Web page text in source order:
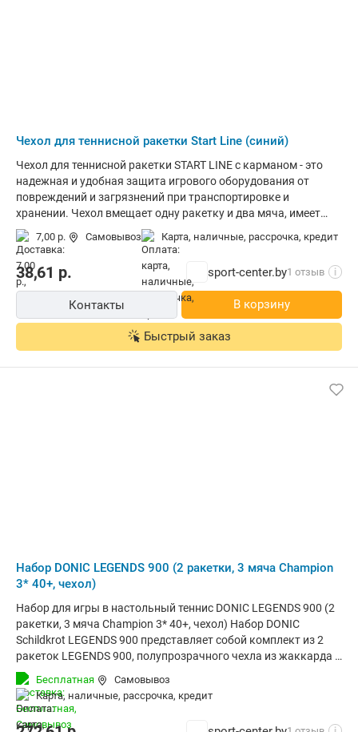
Чехол для теннисной ракетки Start Line (синий)
Чехол для теннисной ракетки START LINE с карманом - это
надежная и удобная защита игрового оборудования от
повреждений и загрязнений при транспортировке и
хранении. Чехол вмещает одну ракетку и два мяча, имеет
универсальный размер и привлекательный дизайн.
Компактный и легкий чехол START LINE выполнен из плотной
экокожи. Благодаря тканевой петле чехол удобно носить с
собой. Модель оснащена внешним карманом на застежке
“молния” для хранения спортивных аксессуаров. Чехол для
теннисной ракетки START LINE с карманом прослужат вам
долгое время, сохраняя ракетку и мячи в отличном
7,00 р. Самовывоз карта, наличные, рассрочка, кредит
38,61 р. sport-center.by1 отзыв i
Контакты В корзину
Быстрый заказ
Набор DONIC LEGENDS 900 (2 ракетки, 3 мяча Champion
3* 40+, чехол)
Набор для игры в настольный теннис DONIC LEGENDS 900 (2
ракетки, 3 мяча Champion 3* 40+, чехол) Набор DONIC
Schildkrot LEGENDS 900 представляет собой комплект из 2
ракеток LEGENDS 900, полупрозрачного чехла из жаккарда и
3 мячиков белого цвета Champion 3* 40+. Мячики выполнены
из ABS-пластика и отличаются категорией 3-star, что
означает допуск округлости менее 0,2 мм. Эта
характеристика гарантирует равномерный отскок и
Бесплатная
Самовывоз
карта, наличные, рассрочка, кредит